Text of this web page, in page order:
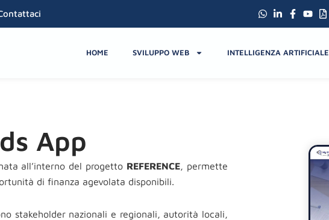
HOME SVILUPPO WEB INTELLIGENZA ARTIFICIALE
App
all’interno del progetto REFERENCE, permette
di finanza agevolata disponibili.
stakeholder nazionali e regionali, autorità locali,